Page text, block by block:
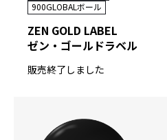
900GLOBALボール
ZEN GOLD LABEL
ゼン・ゴールドラベル
販売終了しました